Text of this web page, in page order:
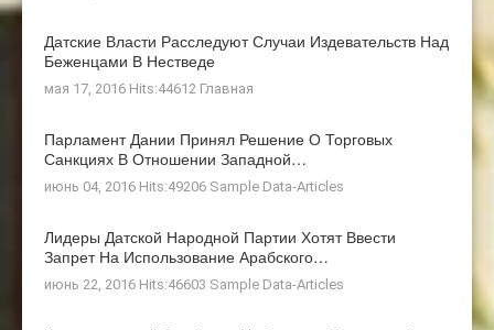
Датские Власти Расследуют Случаи Издевательств Над
Беженцами В Нестведе
мая 17, 2016 Hits:44612 Главная
Парламент Дании Принял Решение О Торговых
Санкциях В Отношении Западной…
июнь 04, 2016 Hits:49206 Sample Data-Articles
Лидеры Датской Народной Партии Хотят Ввести
Запрет На Использование Арабского…
июнь 22, 2016 Hits:46603 Sample Data-Articles